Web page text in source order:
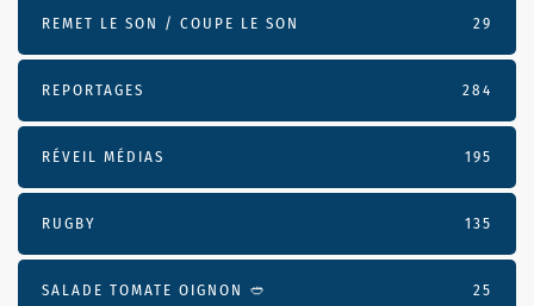
REMET LE SON / COUPE LE SON 29
REPORTAGES 284
RÉVEIL MÉDIAS 195
RUGBY 135
SALADE TOMATE OIGNON 🥙 25